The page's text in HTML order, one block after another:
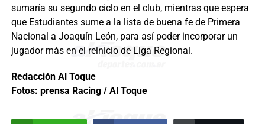
sumaría su segundo ciclo en el club, mientras que espera
que Estudiantes sume a la lista de buena fe de Primera
Nacional a Joaquín León, para así poder incorporar un
jugador más en el reinicio de Liga Regional.
Redacción Al Toque
Fotos: prensa Racing / Al Toque